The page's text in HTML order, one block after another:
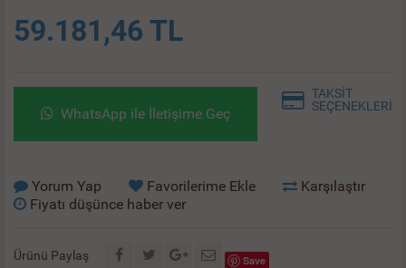
59.181,46 TL
WhatsApp ile İletişime Geç
TAKSİT
SEÇENEKLERİ
Yorum Yap Favorilerime Ekle
Karşılaştır
Fiyatı düşünce haber ver
Ürünü Paylaş Save